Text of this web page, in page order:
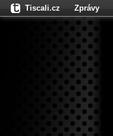
Tiscali.cz Zprávy
Fights.cz